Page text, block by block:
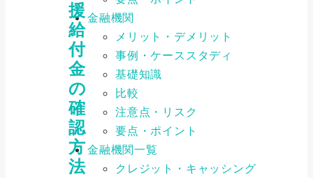
援
給
付
金
の
確
認
方
法
金融機関
メリット・デメリット
事例・ケーススタディ
基礎知識
比較
注意点・リスク
要点・ポイント
金融機関一覧
クレジット・キャッシング